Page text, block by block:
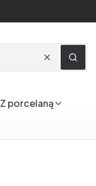
WyczyśćSzukaj
Z porcelaną